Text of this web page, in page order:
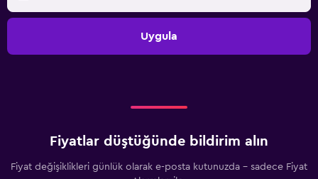
Uygula
Fiyatlar düştüğünde bildirim alın
Fiyat değişiklikleri günlük olarak e-posta kutunuzda - sadece Fiyat